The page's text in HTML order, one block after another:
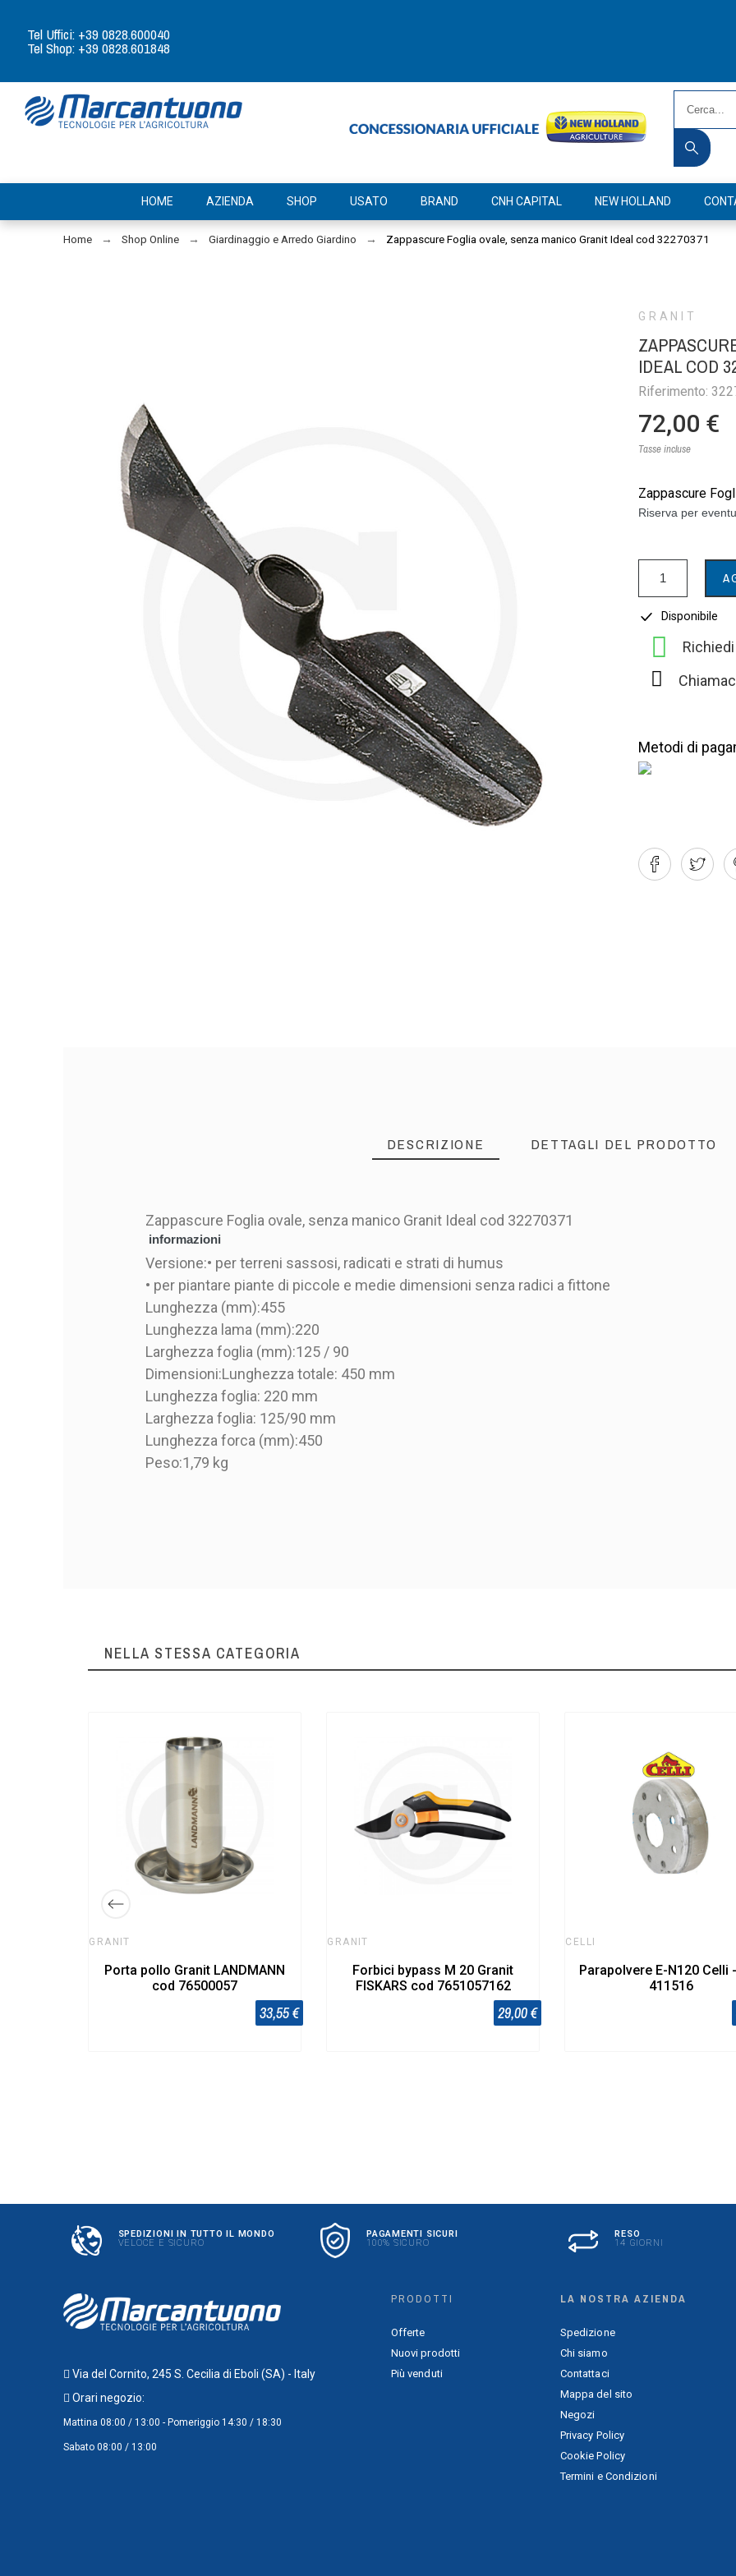
Tel Uffici: +39 0828.600040
Tel Shop: +39 0828.601848
HOME AZIENDA SHOP USATO BRAND CNH CAPITAL NEW HOLLAND
Home Shop Online Giardinaggio e Arredo Giardino Zappascure Foglia ovale, senza manico Granit Ideal cod 32270371
GRANIT
IDEAL COD
Riferimento:
72,00 €
Tasse incluse
Zappascure
Riserva per
Disponibile
Metodi di
DESCRIZIONE DETTAGLI DEL PRODOTTO
Zappascure Foglia ovale, senza manico Granit Ideal cod 32270371
informazioni
Versione:• per terreni sassosi, radicati e strati di humus
• per piantare piante di piccole e medie dimensioni senza radici a fittone
Lunghezza (mm):455
Lunghezza lama (mm):220
Larghezza foglia (mm):125 / 90
Dimensioni:Lunghezza totale: 450 mm
Lunghezza foglia: 220 mm
Larghezza foglia: 125/90 mm
Lunghezza forca (mm):450
Peso:1,79 kg
NELLA STESSA CATEGORIA
GRANIT
Porta pollo Granit LANDMANN
cod 76500057
33,55 €
GRANIT
Forbici bypass M 20 Granit
FISKARS cod 7651057162
29,00 €
CELLI
Parapolvere E-N120 Celli
411516
SPEDIZIONI IN TUTTO IL MONDO
VELOCE E SICURO
PAGAMENTI SICURI
100% SICURO
RESO
14 GIORNI
Via del Cornito, 245 S. Cecilia di Eboli (SA) - Italy
Orari negozio:
Mattina 08:00 / 13:00 - Pomeriggio 14:30 / 18:30
Sabato 08:00 / 13:00
PRODOTTI
Offerte
Nuovi prodotti
Più venduti
LA NOSTRA AZIENDA
Spedizione
Chi siamo
Contattaci
Mappa del sito
Negozi
Privacy Policy
Cookie Policy
Termini e Condizioni